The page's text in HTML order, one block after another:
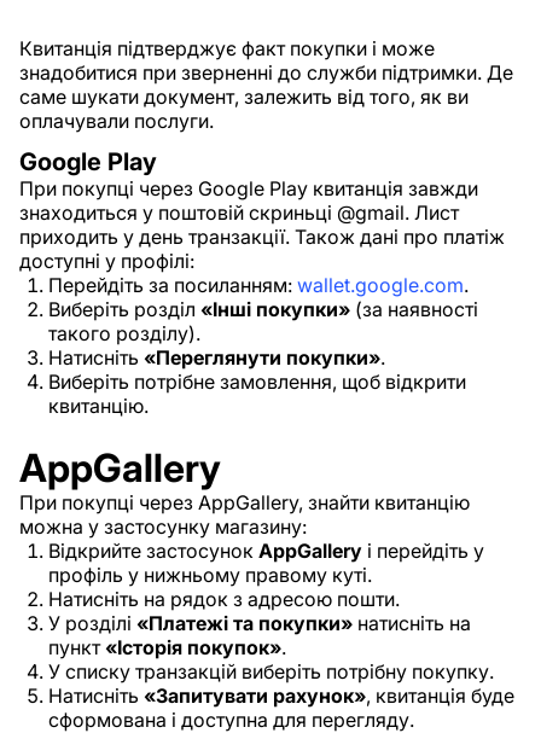
Квитанція підтверджує факт покупки і може
знадобитися при зверненні до служби підтримки. Де
саме шукати документ, залежить від того, як ви
оплачували послуги.
Google Play
При покупці через Google Play квитанція завжди
знаходиться у поштовій скриньці @gmail. Лист
приходить у день транзакції. Також дані про платіж
доступні у профілі:
Перейдіть за посиланням: wallet.google.com.
Виберіть розділ «Інші покупки» (за наявності
такого розділу).
Натисніть «Переглянути покупки».
Виберіть потрібне замовлення, щоб відкрити
квитанцію.
AppGallery
При покупці через AppGallery, знайти квитанцію
можна у застосунку магазину:
Відкрийте застосунок AppGallery і перейдіть у
профіль у нижньому правому куті.
Натисніть на рядок з адресою пошти.
У розділі «Платежі та покупки» натисніть на
пункт«Історія покупок».
У списку транзакцій виберіть потрібну покупку.
Натисніть «Запитувати рахунок», квитанція буде
сформована і доступна для перегляду.